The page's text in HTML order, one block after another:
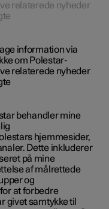
relaterede nyheder
information via
om Polestar-
relaterede nyheder
behandler mine
hjemmesider,
Dette inkluderer
på mine
af målrettede
og
at forbedre
givet samtykke til